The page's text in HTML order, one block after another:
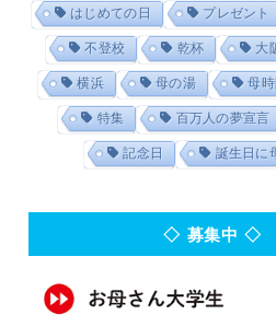
はじめての日 プレゼント
不登校 乾杯 大
横浜 母の湯 母
特集 百万人の夢宣言
記念日 誕生日に
◇ 募集中 ◇